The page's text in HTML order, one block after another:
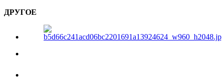
ДРУГОЕ